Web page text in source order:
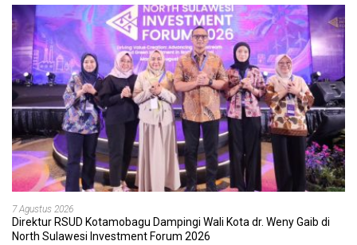
7 Agustus 2026
Direktur RSUD Kotamobagu Dampingi Wali Kota dr. Weny Gaib di
North Sulawesi Investment Forum 2026